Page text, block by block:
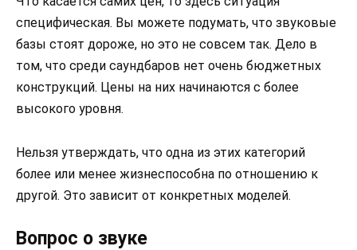
специфическая. Вы можете подумать, что звуковые
базы стоят дороже, но это не совсем так. Дело в
том, что среди саундбаров нет очень бюджетных
конструкций. Цены на них начинаются с более
высокого уровня.
Нельзя утверждать, что одна из этих категорий
более или менее жизнеспособна по отношению к
другой. Это зависит от конкретных моделей.
Вопрос о звуке